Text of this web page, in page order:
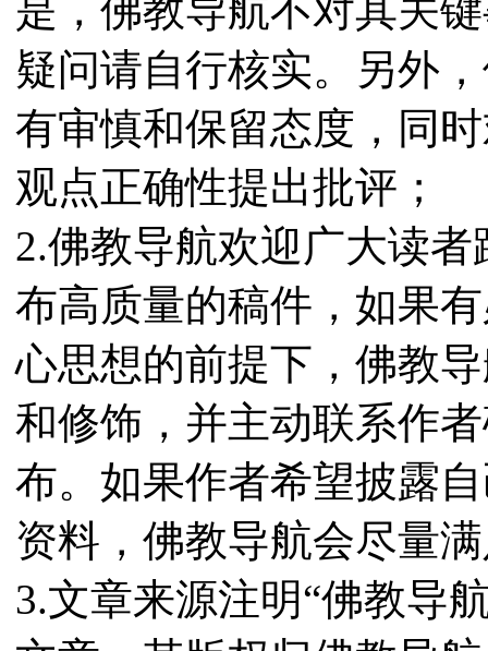
是，佛教导航不对其关
疑问请自行核实。另外
有审慎和保留态度，同
观点正确性提出批评；
2.佛教导航欢迎广大读
布高质量的稿件，如果
心思想的前提下，佛教
和修饰，并主动联系作
布。如果作者希望披露
资料，佛教导航会尽量
3.文章来源注明“佛教导